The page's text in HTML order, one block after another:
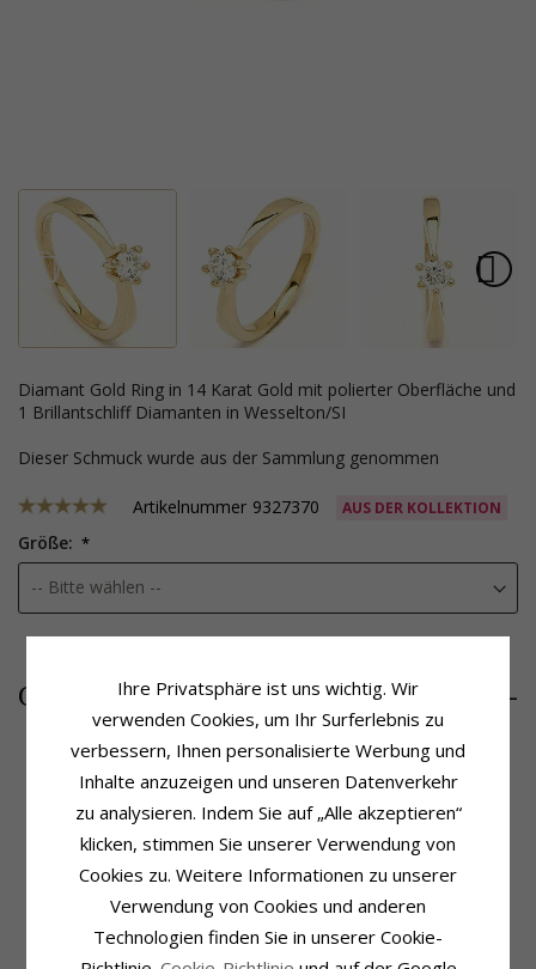
Diamant Gold Ring in 14 Karat Gold mit polierter Oberfläche und
1 Brillantschliff Diamanten in Wesselton/SI
Dieser Schmuck wurde aus der Sammlung genommen
Artikelnummer 9327370 AUS DER KOLLEKTION
Größe:
CHANTI Preis 1202,-
Produktinformation
Schmuckstein:
Gold Ring
14
Gold
Polierter
Schmuckstein
Schliff: Brillantschliff
Schmuckstein: Diamant
Diamantfarbe:Wesselton
Karat: 0,30
Ihre Privatsphäre ist uns wichtig. Wir
verwenden Cookies, um Ihr Surferlebnis zu
verbessern, Ihnen personalisierte Werbung und
Inhalte anzuzeigen und unseren Datenverkehr
zu analysieren. Indem Sie auf „Alle akzeptieren“
klicken, stimmen Sie unserer Verwendung von
Cookies zu. Weitere Informationen zu unserer
Verwendung von Cookies und anderen
Technologien finden Sie in unserer Cookie-